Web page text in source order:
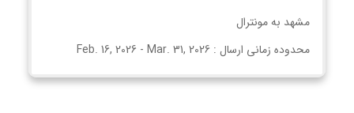
مشهد به مونترال
محدوده زمانی ارسال : Feb. 16, 2026 - Mar. 31, 2026